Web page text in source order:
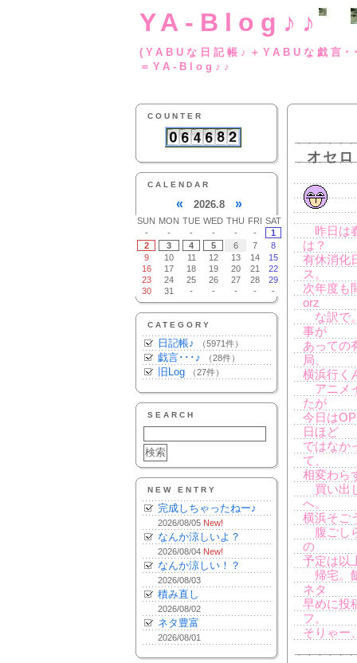
YA-Blog♪♪
(YABUな日記帳♪
＝YA-Blog♪♪
COUNTER
CALENDAR
« 2026.8 »
SUN MON TUE WED THU FRI SAT
-
- - - - -
1
2
3 4 5 6 7
8
9
10 11 12 13 14
15
16
17 18 19 20 21
22
23
24 25 26 27 28
29
30
31 - - - - -
CATEGORY
日記帳♪ （5971件）
戯言･･･♪ （28件）
旧Log （27件）
SEARCH
NEW ENTRY
完成しちゃったねー♪
2026/08/05 New!
なんか涼しいよ？
2026/08/04 New!
なんか涼しい！？
2026/08/03
積み直し
2026/08/02
ネタ豊富
2026/08/01
オセロ
昨日は
は？
有休消化
ス。
次年度も
orz
な訳で
事が
あっての
局、
横浜行く
アニメ
たが
今日は
日ほど
ではなか
て、
相変わら
買い出
へ。
横浜そご
腹ごし
の
予定は以
帰宅。
ネタ
早めに投
フ。
そりゃー